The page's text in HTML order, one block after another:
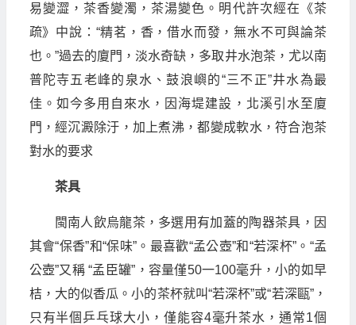
易變澀，茶香變濁，茶湯變色。明代許次經在《茶
疏》中說：“精茗，香，借水而發，無水不可與論茶
也。”過去的廈門，淡水奇缺，多取井水泡茶，尤以南
普陀寺五老峰的泉水、鼓浪嶼的“三不正”井水為最
佳。如今多用自來水，因海堤建設，北溪引水至廈
門，經沉澱除汙，加上煮沸，都變成軟水，符合泡茶
對水的要求
茶具
閩南人飲烏龍茶，多選用有加蓋的陶器茶具，因
其會“保香”和“保味”。最喜歡“孟公壺”和“若深杯”。“孟
公壺”又稱 “孟臣罐”，容量僅50一100毫升，小的如早
桔，大的似香瓜。小的茶杯就叫“若深杯”或“若深甌”，
只有半個乒乓球大小，僅能容4毫升茶水，通常1個